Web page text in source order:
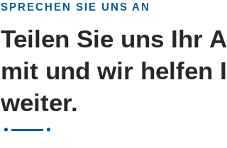
SPRECHEN SIE UNS AN
Teilen Sie uns Ihr
mit und wir helfen
weiter.